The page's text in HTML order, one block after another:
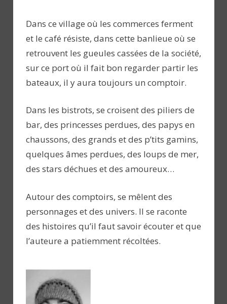
Dans ce village où les commerces ferment
et le café résiste, dans cette banlieue où se
retrouvent les gueules cassées de la société,
sur ce port où il fait bon regarder partir les
bateaux, il y aura toujours un comptoir.
Dans les bistrots, se croisent des piliers de
bar, des princesses perdues, des papys en
chaussons, des grands et des p’tits gamins,
quelques âmes perdues, des loups de mer,
des stars déchues et des amoureux…
Autour des comptoirs, se mêlent des
personnages et des univers. Il se raconte
des histoires qu’il faut savoir écouter et que
l’auteure a patiemment récoltées.